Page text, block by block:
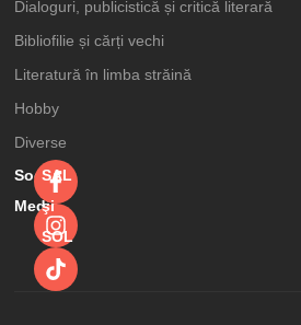
Dialoguri, publicistică și critică literară
Bibliofilie și cărți vechi
Literatură în limba străină
Hobby
Diverse
Social
Media
SAL
şi
SOL